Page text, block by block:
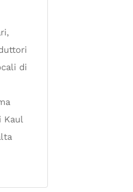
di
Kaul